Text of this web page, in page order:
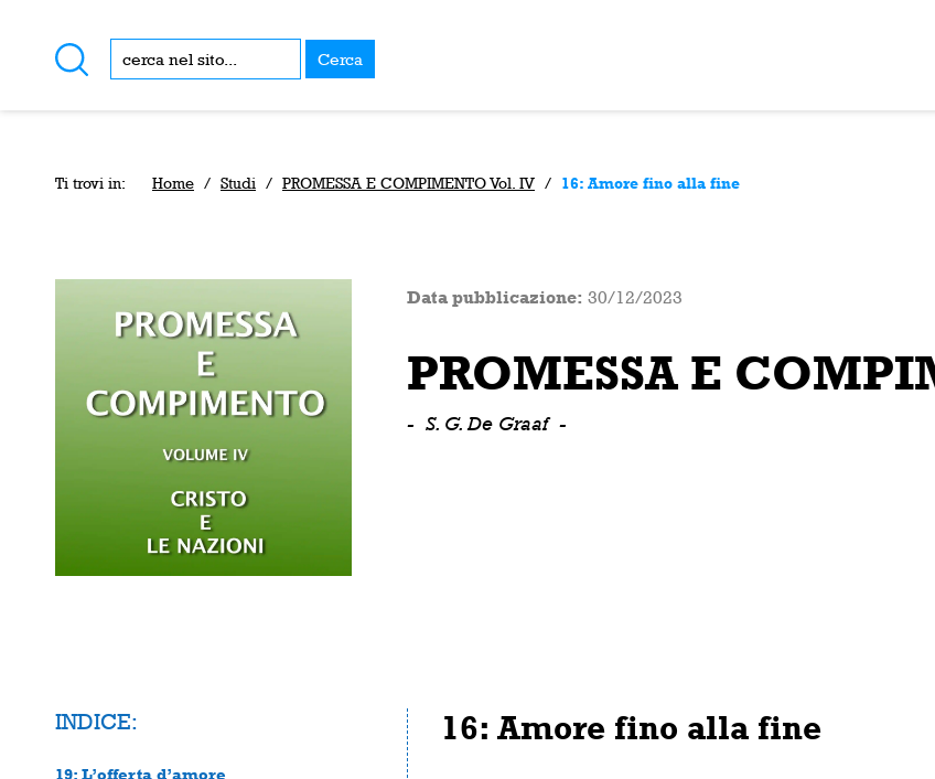
Cerca
Ti trovi in: Home / Studi / PROMESSA E COMPIMENTO Vol. IV / 16: Amore fino alla fine
Data pubblicazione: 30/12/2023
PROMESSA E
- S. G. De Graaf -
INDICE:
19: L’offerta d’amore
16: Amore fino alla fine